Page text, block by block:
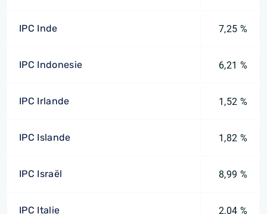
IPC Inde 7,25 %
IPC Indonesie 6,21 %
IPC Irlande 1,52 %
IPC Islande 1,82 %
IPC Israël 8,99 %
IPC Italie 2,04 %